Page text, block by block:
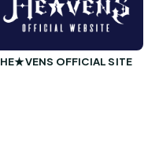
HE★VENS OFFICIAL SITE